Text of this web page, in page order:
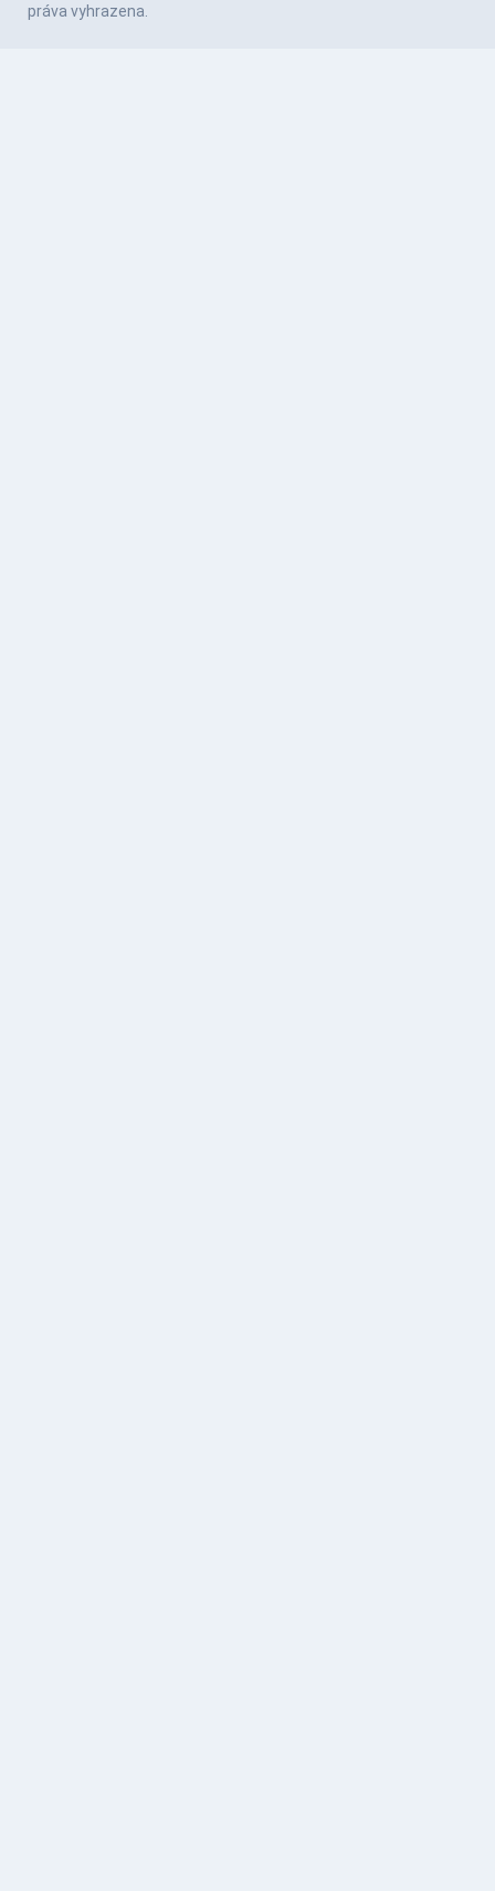
práva vyhrazena.